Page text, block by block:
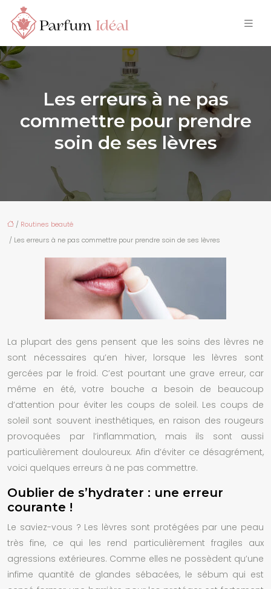
Les erreurs à ne pas
commettre pour prendre
soin de ses lèvres
/ Routines beauté
/ Les erreurs à ne pas commettre pour prendre soin de ses lèvres
La plupart des gens pensent que les soins des lèvres ne
sont nécessaires qu’en hiver, lorsque les lèvres sont
gercées par le froid. C’est pourtant une grave erreur, car
même en été, votre bouche a besoin de beaucoup
d’attention pour éviter les coups de soleil. Les coups de
soleil sont souvent inesthétiques, en raison des rougeurs
provoquées par l’inflammation, mais ils sont aussi
particulièrement douloureux. Afin d’éviter ce désagrément,
voici quelques erreurs à ne pas commettre.
Oublier de s’hydrater : une erreur
courante !
Le saviez-vous ? Les lèvres sont protégées par une peau
très fine, ce qui les rend particulièrement fragiles aux
agressions extérieures. Comme elles ne possèdent qu’une
infime quantité de glandes sébacées, le sébum qui est